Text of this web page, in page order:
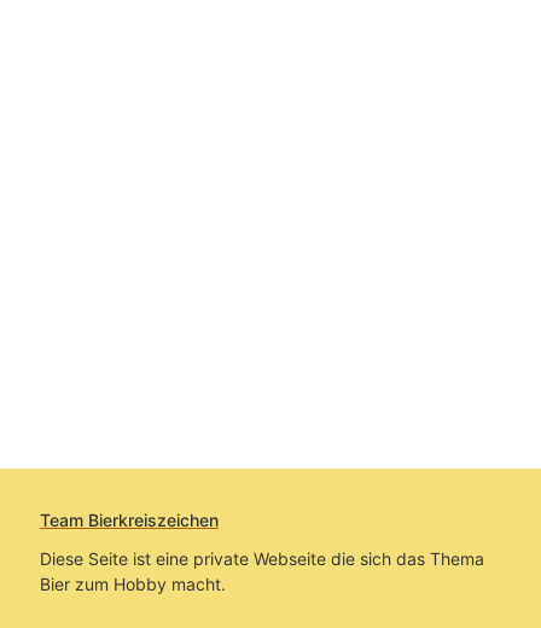
Team Bierkreiszeichen
Diese Seite ist eine private Webseite die sich das Thema
Bier zum Hobby macht.